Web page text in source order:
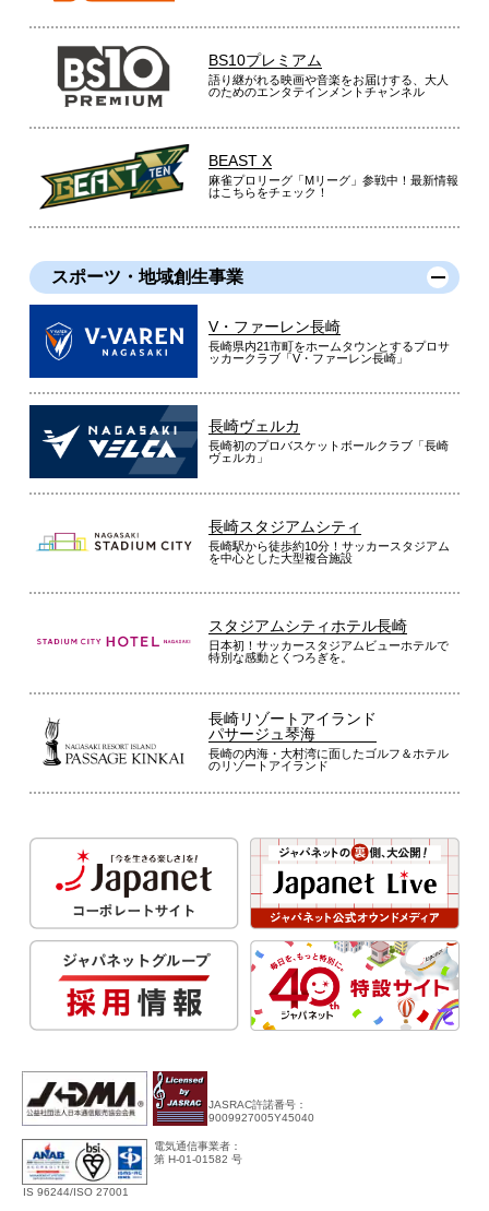
BS10プレミアム
語り継がれる映画や音楽をお届けする、大人
のためのエンタテインメントチャンネル
BEAST X
麻雀プロリーグ「Mリーグ」参戦中！最新情報
はこちらをチェック！
スポーツ・地域創生事業
V・ファーレン長崎
長崎県内21市町をホームタウンとするプロサ
ッカークラブ「V・ファーレン長崎」
長崎ヴェルカ
長崎初のプロバスケットボールクラブ「長崎
ヴェルカ」
長崎スタジアムシティ
長崎駅から徒歩約10分！サッカースタジアム
を中心とした大型複合施設
スタジアムシティホテル長崎
日本初！サッカースタジアムビューホテルで
特別な感動とくつろぎを。
長崎リゾートアイランド
パサージュ琴海
長崎の内海・大村湾に面したゴルフ＆ホテル
のリゾートアイランド
JASRAC許諾番号：
9009927005Y45040
IS 96244/ISO 27001
電気通信事業者：
第 H-01-01582 号